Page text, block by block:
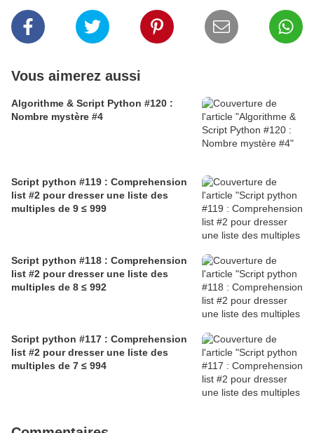
Vous aimerez aussi
Algorithme & Script Python #120 :
Nombre mystère #4
Script python #119 : Comprehension
list #2 pour dresser une liste des
multiples de 9 ≤ 999
Script python #118 : Comprehension
list #2 pour dresser une liste des
multiples de 8 ≤ 992
Script python #117 : Comprehension
list #2 pour dresser une liste des
multiples de 7 ≤ 994